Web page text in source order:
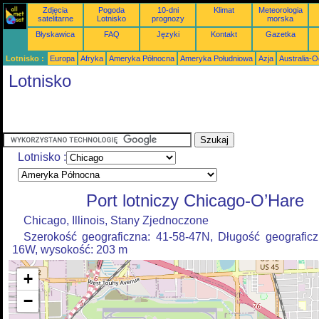
Zdjęcia
satelitarne
Pogoda
Lotnisko
10-dni
prognozy
Klimat
Meteorologia
morska
Błyskawica
FAQ Języki Kontakt Gazetka
Lotnisko : Europa Afryka Ameryka Północna Ameryka Południowa Azja Australia-
Lotnisko
Lotnisko :
Port lotniczy Chicago-O’Hare
Chicago, Illinois, Stany Zjednoczone
Szerokość geograficzna: 41-58-47N, Długość
16W, wysokość: 203 m
+
−